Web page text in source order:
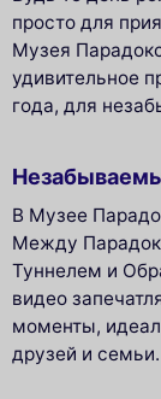
просто для
Музея
удивительное
года, для
В Музее
Между
Туннелем и
видео
моменты,
друзей и семьи.